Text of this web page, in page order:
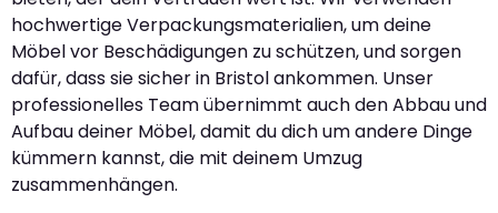
hochwertige Verpackungsmaterialien, um deine
Möbel vor Beschädigungen zu schützen, und sorgen
dafür, dass sie sicher in Bristol ankommen. Unser
professionelles Team übernimmt auch den Abbau und
Aufbau deiner Möbel, damit du dich um andere Dinge
kümmern kannst, die mit deinem Umzug
zusammenhängen.